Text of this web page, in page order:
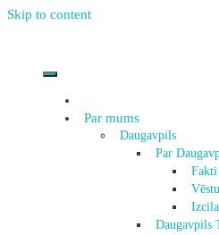
Skip to content
Par mums
Daugavpils
Par
Daugavpils